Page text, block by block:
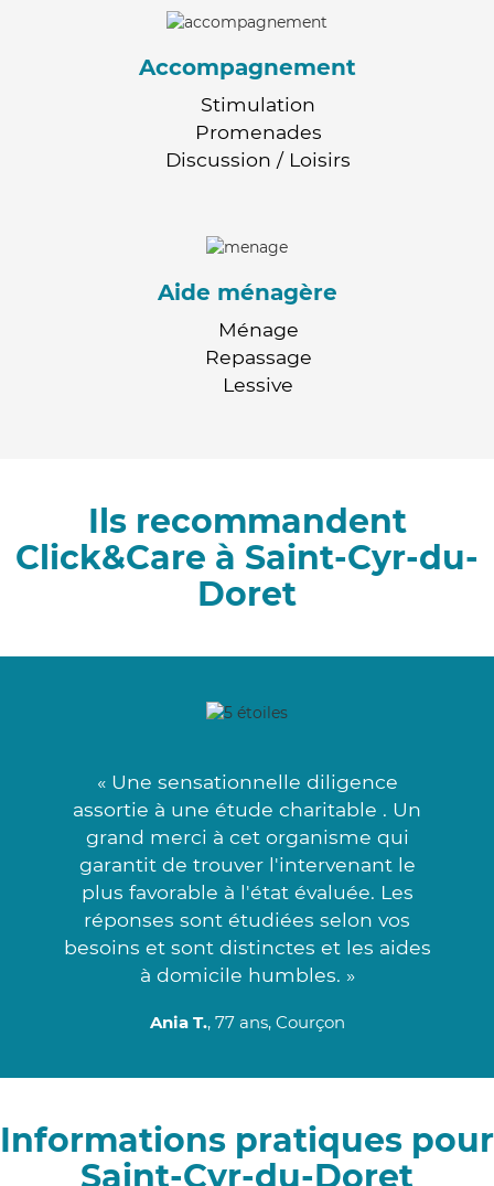
Accompagnement
Stimulation
Promenades
Discussion / Loisirs
Aide ménagère
Ménage
Repassage
Lessive
Ils recommandent
Click&Care à Saint-Cyr-du-
Doret
« Une sensationnelle diligence
assortie à une étude charitable . Un
grand merci à cet organisme qui
garantit de trouver l'intervenant le
plus favorable à l'état évaluée. Les
réponses sont étudiées selon vos
besoins et sont distinctes et les aides
à domicile humbles. »
Ania T., 77 ans, Courçon
Informations pratiques pour
Saint-Cyr-du-Doret